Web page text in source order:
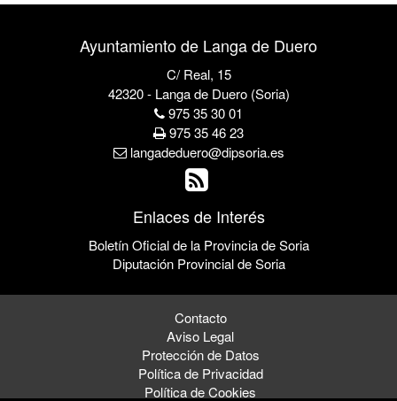
Ayuntamiento de Langa de Duero
C/ Real, 15
42320 - Langa de Duero (Soria)
975 35 30 01
975 35 46 23
langadeduero@dipsoria.es
Enlaces de Interés
Boletín Oficial de la Provincia de Soria
Diputación Provincial de Soria
Contacto
Aviso Legal
Protección de Datos
Política de Privacidad
Política de Cookies